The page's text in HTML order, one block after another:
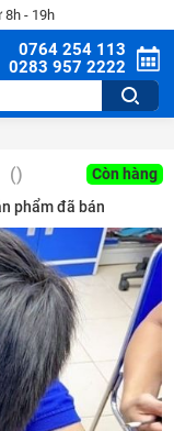
8h - 19h
0764 254 113
0283 957 2222
()
Còn hàng
phẩm đã bán